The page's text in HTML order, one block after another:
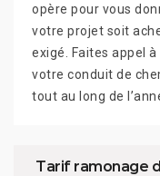
opère pour vous
votre projet soit
exigé. Faites appel
votre conduit de
tout au long de
Tarif ramonage